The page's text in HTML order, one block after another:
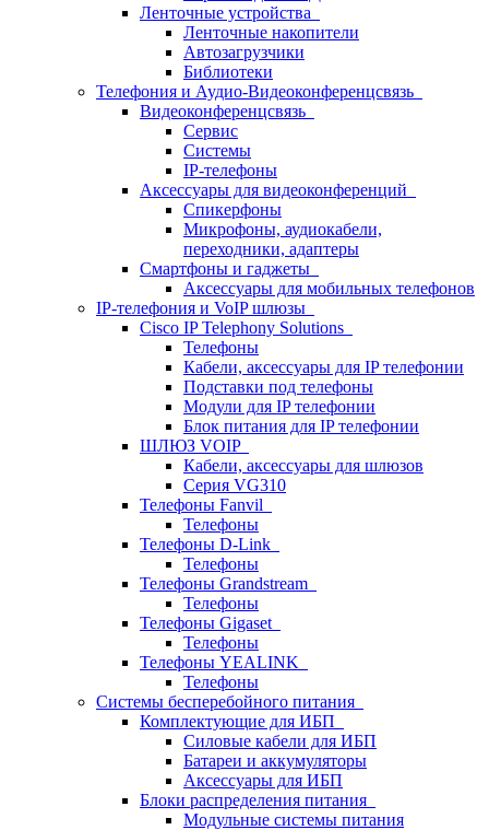
Ленточные устройства
Ленточные накопители
Автозагрузчики
Библиотеки
Телефония и Аудио-Видеоконференцсвязь
Видеоконференцсвязь
Сервис
Системы
IP-телефоны
Аксессуары для видеоконференций
Спикерфоны
Микрофоны, аудиокабели,
переходники, адаптеры
Смартфоны и гаджеты
Аксессуары для мобильных телефонов
IP-телефония и VoIP шлюзы
Cisco IP Telephony Solutions
Телефоны
Кабели, аксессуары для IP телефонии
Подставки под телефоны
Модули для IP телефонии
Блок питания для IP телефонии
ШЛЮЗ VOIP
Кабели, аксессуары для шлюзов
Серия VG310
Телефоны Fanvil
Телефоны
Телефоны D-Link
Телефоны
Телефоны Grandstream
Телефоны
Телефоны Gigaset
Телефоны
Телефоны YEALINK
Телефоны
Системы бесперебойного питания
Комплектующие для ИБП
Силовые кабели для ИБП
Батареи и аккумуляторы
Аксессуары для ИБП
Блоки распределения питания
Модульные системы питания